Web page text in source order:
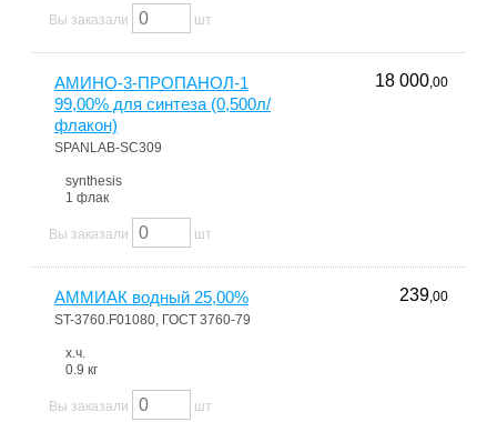
Вы заказали шт
АМИНО-3-ПРОПАНОЛ-1
99,00% для синтеза (0,500л/
флакон)
SPANLAB-SC309
synthesis
1 флак
18 000,00
Вы заказали шт
АММИАК водный 25,00%
ST-3760.F01080, ГОСТ 3760-79
х.ч.
0.9 кг
239,00
Вы заказали шт